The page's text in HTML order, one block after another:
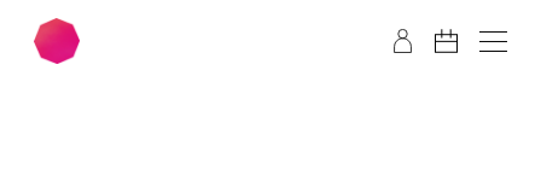
Zum Hauptinhalt springen Zum Footer springen